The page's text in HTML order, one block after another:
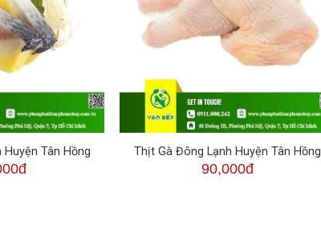
Tân Hồng Thịt Gà Đông Lạnh Huyện Tân Hồng
90,000đ